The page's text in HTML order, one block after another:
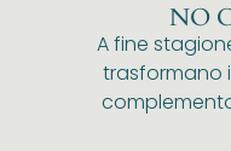
NO
A fine
trasformano